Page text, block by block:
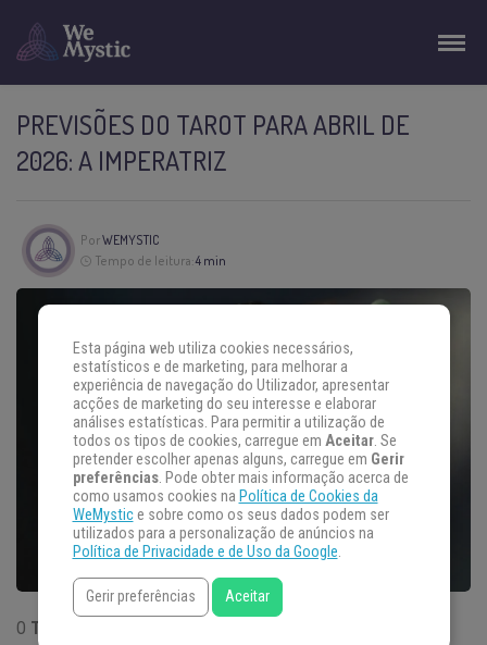
PREVISÕES DO TAROT PARA ABRIL DE
2026: A IMPERATRIZ
PorWEMYSTIC
Tempo de leitura:4 min
O Tarot do Mês de Abril de 2026
Esta página web utiliza cookies necessários,
estatísticos e de marketing, para melhorar a
experiência de navegação do Utilizador, apresentar
acções de marketing do seu interesse e elaborar
análises estatísticas. Para permitir a utilização de
todos os tipos de cookies, carregue em Aceitar. Se
pretender escolher apenas alguns, carregue em Gerir
preferências. Pode obter mais informação acerca de
como usamos cookies na Política de Cookies da
WeMystice sobre como os seus dados podem ser
utilizados para a personalização de anúncios na
Política de Privacidade e de Uso da Google.
Gerir preferências Aceitar